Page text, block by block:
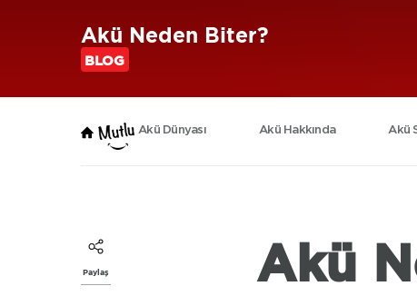
Akü Neden Biter?
BLOG
Akü Dünyası Akü Hakkında Akü
Paylaş Akü